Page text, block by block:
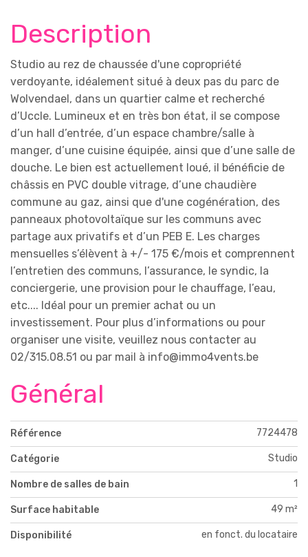
Description
Studio au rez de chaussée d'une copropriété
verdoyante, idéalement situé à deux pas du parc de
Wolvendael, dans un quartier calme et recherché
d’Uccle. Lumineux et en très bon état, il se compose
d’un hall d’entrée, d’un espace chambre/salle à
manger, d’une cuisine équipée, ainsi que d’une salle de
douche. Le bien est actuellement loué, il bénéficie de
châssis en PVC double vitrage, d’une chaudière
commune au gaz, ainsi que d'une cogénération, des
panneaux photovoltaïque sur les communs avec
partage aux privatifs et d’un PEB E. Les charges
mensuelles s’élèvent à +/- 175 €/mois et comprennent
l’entretien des communs, l’assurance, le syndic, la
conciergerie, une provision pour le chauffage, l’eau,
etc.... Idéal pour un premier achat ou un
investissement. Pour plus d’informations ou pour
organiser une visite, veuillez nous contacter au
02/315.08.51 ou par mail à info@immo4vents.be
Général
Référence 7724478
Catégorie Studio
Nombre de salles de bain 1
Surface habitable 49 m²
Disponibilité en fonct. du locataire